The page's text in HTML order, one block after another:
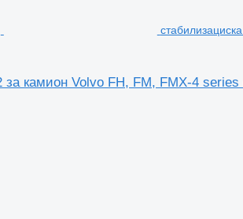
камион Volvo FH, FM, FMX-4 series